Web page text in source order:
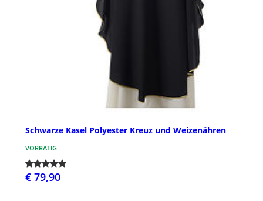
Schwarze Kasel Polyester Kreuz und Weizenähren
VORRÄTIG
€ 79,90